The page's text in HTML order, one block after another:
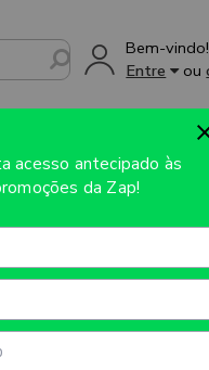
Bem-vindo!
Entre
ou
100X140MM -
Conheça os
BRANCO PREMIUM
acesso antecipado às
da Zap!